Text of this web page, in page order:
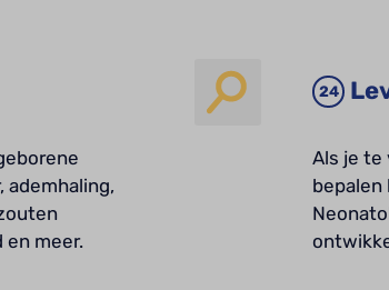
ademhaling,
meer.
Als je te
bepalen